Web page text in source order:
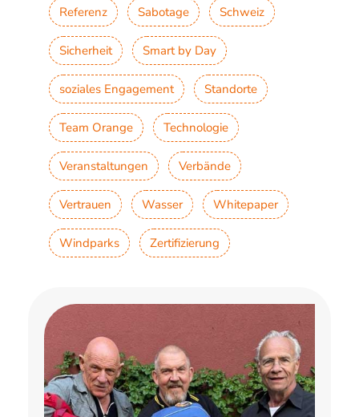
Referenz Sabotage Schweiz
Sicherheit Smart by Day
soziales Engagement Standorte
Team Orange Technologie
Veranstaltungen Verbände
Vertrauen Wasser Whitepaper
Windparks Zertifizierung